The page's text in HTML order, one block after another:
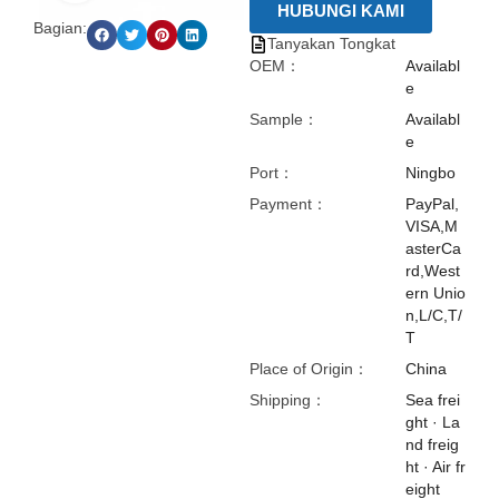
Bagian:
HUBUNGI KAMI
Tanyakan Tongkat
OEM：
Availabl
e
Sample：
Availabl
e
Port：
Ningbo
Payment：
PayPal,
VISA,M
asterCa
rd,West
ern Unio
n,L/C,T/
T
Place of Origin：
China
Shipping：
Sea frei
ght · La
nd freig
ht · Air fr
eight